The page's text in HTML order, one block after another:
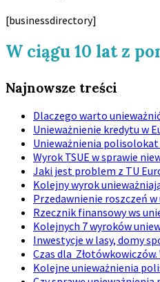
[businessdirectory]
W ciągu 10 lat z
Najnowsze treści
Dlaczego warto
Unieważnienie kredytu w
Unieważnienia polisolokat
Wyrok TSUE w sprawie
Jaki jest problem z TU
Kolejny wyrok
Przedawnienie roszczeń
Rzecznik finansowy ws
Kolejnych 7 wyroków
Inwestycje w lasy, domy
Czas dla
Kolejne unieważnienia